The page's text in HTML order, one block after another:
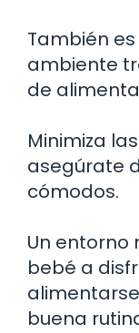
También
ambiente
de
Minimiza
asegúrate
cómodos.
Un entorno
bebé a
buena